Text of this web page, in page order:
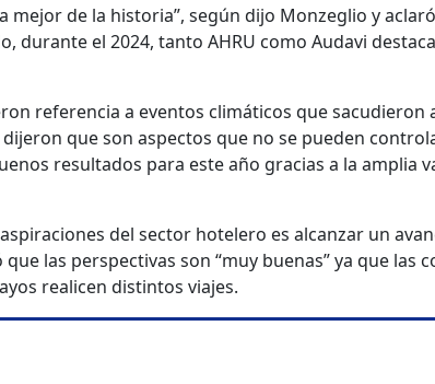
mejor de la historia”, según dijo Monzeglio y
durante el 2024, tanto AHRU como Audavi
referencia a eventos climáticos que sacudieron
que son aspectos que no se pueden
resultados para este año gracias a la amplia
del sector hotelero es alcanzar un
las perspectivas son “muy buenas” ya que las
realicen distintos viajes.